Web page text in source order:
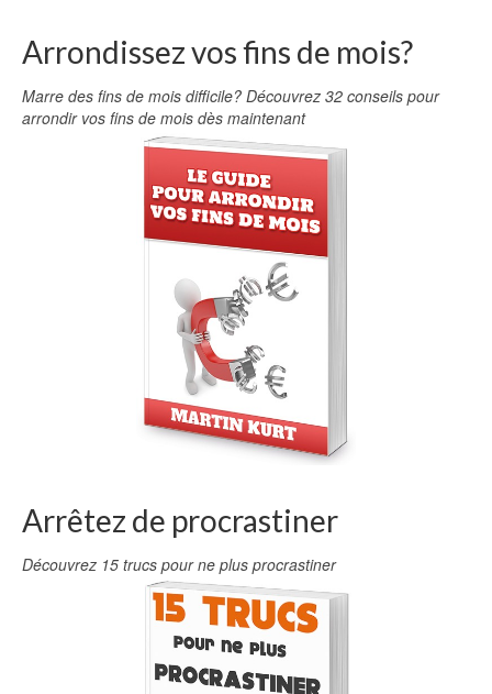
Arrondissez vos fins de mois?
Marre des fins de mois difficile? Découvrez 32 conseils pour
arrondir vos fins de mois dès maintenant
Arrêtez de procrastiner
Découvrez 15 trucs pour ne plus procrastiner